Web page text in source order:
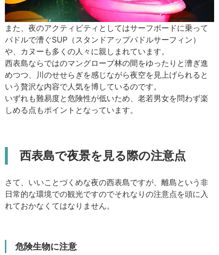
また、夜のアクティビティとしてはサーフボードに乗って
パドルで漕ぐSUP（スタンドアップパドルサーフィン）
や、カヌーも多くの人々に親しまれています。
西表島ならではのマングローブ林の間をゆったりと漕ぎ進
めつつ、川のせせらぎを感じながら夜空を見上げられると
いう贅沢な内容で人気を博しているのです。
いずれも難易度と危険性が低いため、老若男女を問わず楽
しめる点もポイントとなっています。
西表島で夜景を見る際の注意点
さて、いいことづくめな夜の西表島ですが、離島という非
日常的な環境での観光ですのでそれなりの注意点を頭に入
れておかなくてはなりません。
危険生物に注意